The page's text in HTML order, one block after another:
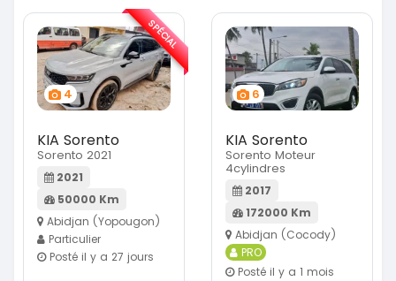
4
KIA Sorento
Sorento 2021
2021
50000 Km
Abidjan (Yopougon)
Particulier
Posté il y a 27 jours
SPÉCIAL
6
KIA Sorento
Sorento Moteur
4cylindres
2017
172000 Km
Abidjan (Cocody)
PRO
Posté il y a 1 mois